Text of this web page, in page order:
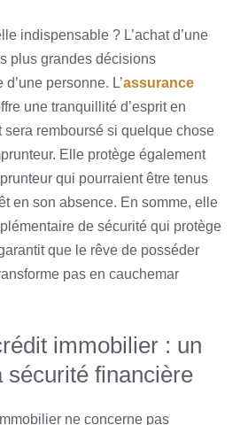
indispensable ? L’achat d’une
plus grandes décisions
personne. L’assurance
une tranquillité d’esprit en
sera remboursé si quelque chose
Elle protège également
qui pourraient être tenus
en son absence. En somme, elle
de sécurité qui protège
que le rêve de posséder
pas en cauchemar
immobilier : un
sécurité financière
ne concerne pas